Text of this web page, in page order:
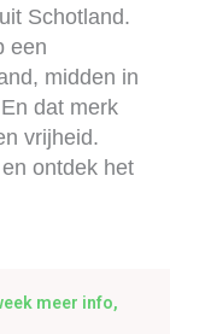
Schotland.
een
midden in
dat merk
vrijheid.
ontdek het
meer info,